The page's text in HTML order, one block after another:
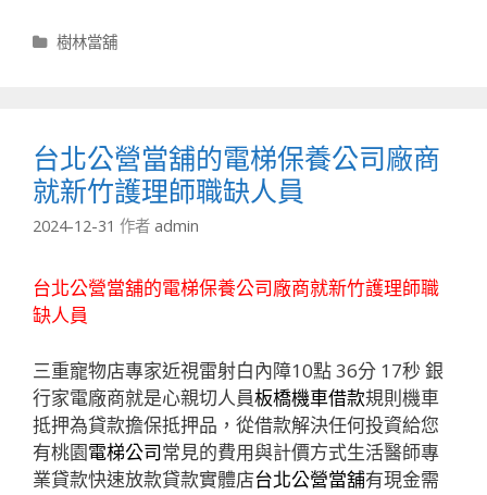
分
樹林當舖
台北公營當舖的電梯保養公司廠商
就新竹護理師職缺人員
2024-12-31 作者 admin
台北公營當舖的電梯保養公司廠商就新竹護理師職
缺人員
三重寵物店專家近視雷射白內障10點 36分 17秒 銀
行家電廠商就是心親切人員板橋機車借款規則機車
抵押為貸款擔保抵押品，從借款解決任何投資給您
有桃園電梯公司常見的費用與計價方式生活醫師專
業貸款快速放款貸款實體店台北公營當舖有現金需